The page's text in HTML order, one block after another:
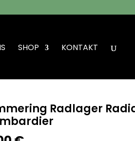
SHOP KONTAKT
Radlager